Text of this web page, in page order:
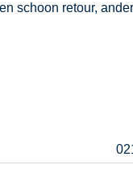
schoon retour,